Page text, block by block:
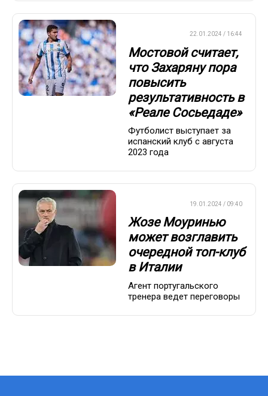
22.01.2024 / 16:44
Мостовой считает,
что Захаряну пора
повысить
результативность в
«Реале Сосьедаде»
Футболист выступает за
испанский клуб с августа
2023 года
19.01.2024 / 09:40
Жозе Моуринью
может возглавить
очередной топ-клуб
в Италии
Агент португальского
тренера ведет переговоры